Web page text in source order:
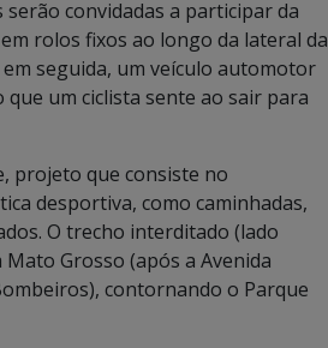
convidadas a participar da
rolos fixos ao longo da lateral da
seguida, um veículo automotor
um ciclista sente ao sair para
projeto que consiste no
desportiva, como caminhadas,
O trecho interditado (lado
Grosso (após a Avenida
contornando o Parque